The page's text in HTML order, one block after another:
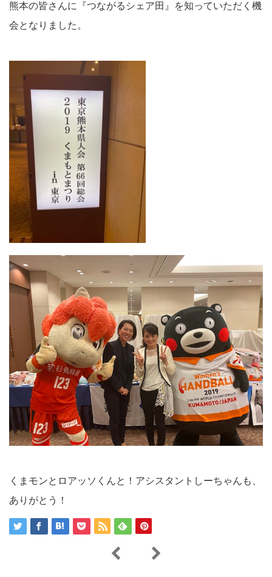
熊本の皆さんに『つながるシェア田』を知っていただく機
会となりました。
くまモンとロアッソくんと！アシスタントしーちゃんも、
ありがとう！